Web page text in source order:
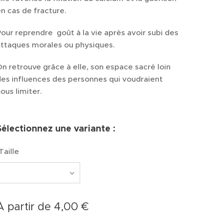
cas de fracture.
reprendre goût à la vie après avoir subi des
morales ou physiques.
retrouve grâce à elle, son espace sacré loin
influences des personnes qui voudraient
limiter.
une variante :
partir de 4,00 €